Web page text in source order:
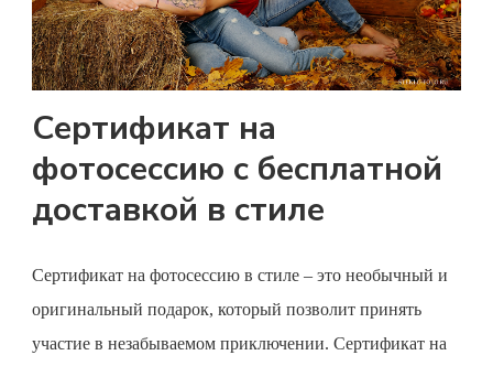
Сертификат на
фотосессию с бесплатной
доставкой в стиле
Сертификат на фотосессию в стиле – это необычный и
оригинальный подарок, который позволит принять
участие в незабываемом приключении. Сертификат на